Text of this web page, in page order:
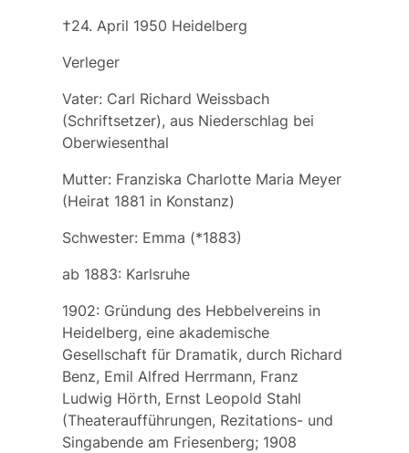
†24. April 1950 Heidelberg
Verleger
Vater: Carl Richard Weissbach
(Schriftsetzer), aus Niederschlag bei
Oberwiesenthal
Mutter: Franziska Charlotte Maria Meyer
(Heirat 1881 in Konstanz)
Schwester: Emma (*1883)
ab 1883: Karlsruhe
1902: Gründung des Hebbelvereins in
Heidelberg, eine akademische
Gesellschaft für Dramatik, durch Richard
Benz, Emil Alfred Herrmann, Franz
Ludwig Hörth, Ernst Leopold Stahl
(Theateraufführungen, Rezitations- und
Singabende am Friesenberg; 1908